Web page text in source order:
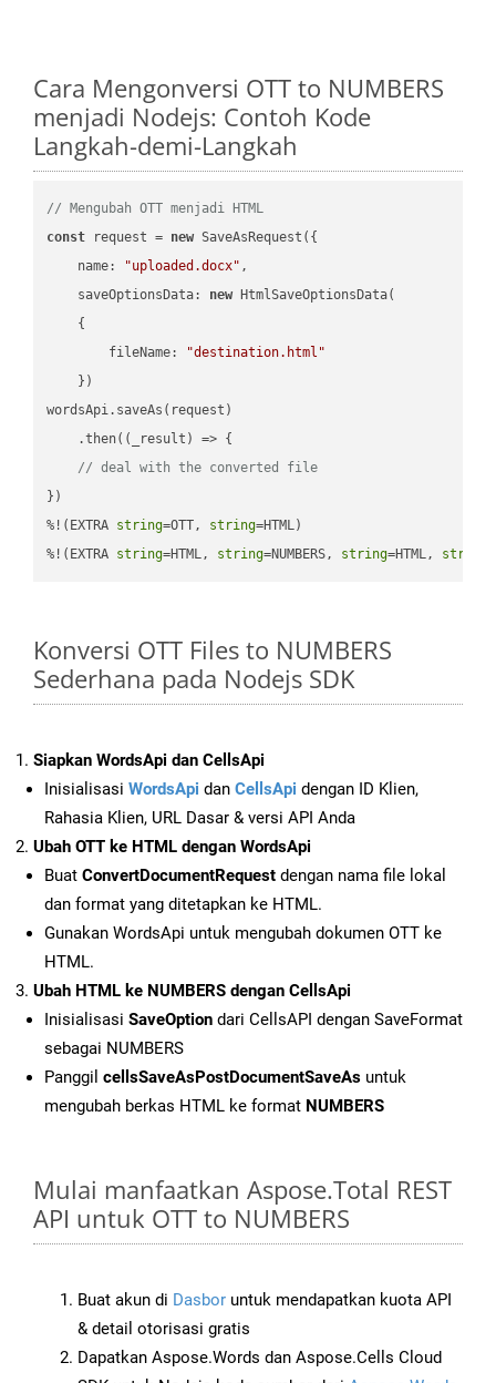
Cara Mengonversi OTT to NUMBERS
menjadi Nodejs: Contoh Kode
Langkah-demi-Langkah
// Mengubah OTT menjadi HTML
const request = new SaveAsRequest({
name: "uploaded.docx" ,
saveOptionsData: new HtmlSaveOptionsData(
    {
fileName:
"destination.html"
    })
wordsApi.saveAs(request)
    .then(
( _result ) => {
// deal with the converted file
})
%!(EXTRA string=OTT, string=HTML)
%!(EXTRA string=HTML, string=NUMBERS, string=HTML, string
Konversi OTT Files to NUMBERS
Sederhana pada Nodejs SDK
Siapkan WordsApi dan CellsApi
Inisialisasi WordsApi dan CellsApi dengan ID Klien,
Rahasia Klien, URL Dasar & versi API Anda
Ubah OTT ke HTML dengan WordsApi
Buat ConvertDocumentRequest dengan nama file lokal
dan format yang ditetapkan ke HTML.
Gunakan WordsApi untuk mengubah dokumen OTT ke
HTML.
Ubah HTML ke NUMBERS dengan CellsApi
Inisialisasi SaveOption dari CellsAPI dengan SaveFormat
sebagai NUMBERS
Panggil cellsSaveAsPostDocumentSaveAs untuk
mengubah berkas HTML ke format NUMBERS
Mulai manfaatkan Aspose.Total REST
API untuk OTT to NUMBERS
Buat akun di Dasbor untuk mendapatkan kuota API
& detail otorisasi gratis
Dapatkan Aspose.Words dan Aspose.Cells Cloud